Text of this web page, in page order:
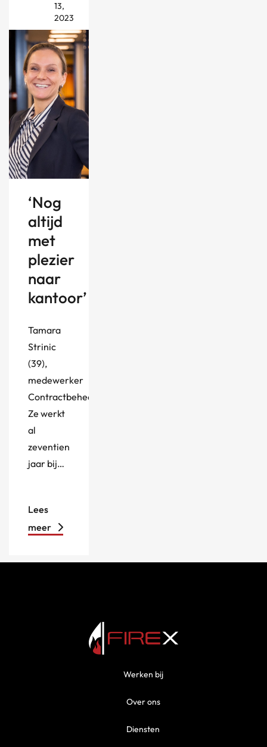
13,
2023
‘Nog
altijd
met
plezier
naar
kantoor’
Tamara
Strinic
(39),
medewerker
Contractbeheer
Ze werkt
al
zeventien
jaar bij…
Lees
meer
Werken bij
Over ons
Diensten